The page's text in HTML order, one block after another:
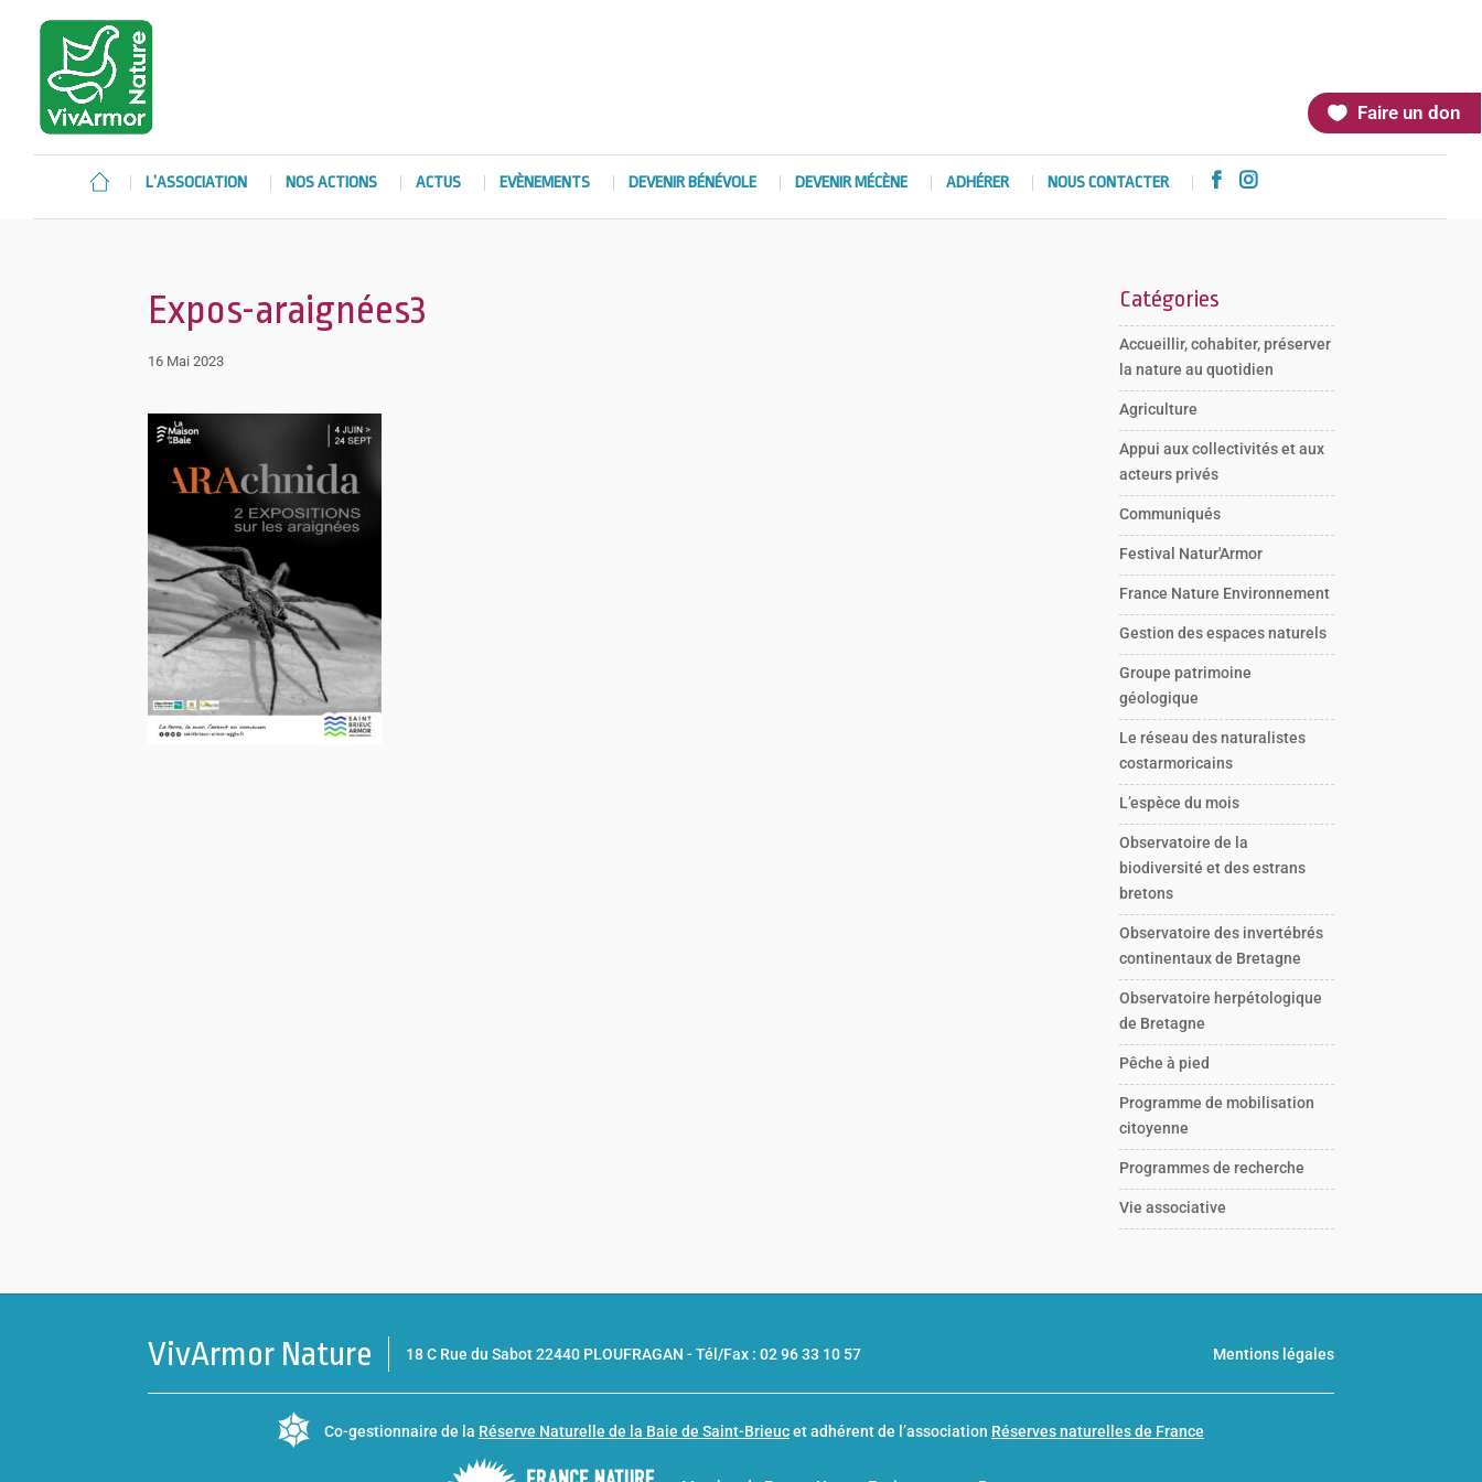
Faire un don
L’ASSOCIATION NOS ACTIONS ACTUS EVÈNEMENTS DEVENIR BÉNÉVOLE DEVENIR MÉCÈNE ADHÉRER NOUS CONTACTER  
Expos-araignées3
16 Mai 2023
Catégories
Accueillir, cohabiter, préserver
la nature au quotidien
Agriculture
Appui aux collectivités et aux
acteurs privés
Communiqués
Festival Natur'Armor
France Nature Environnement
Gestion des espaces naturels
Groupe patrimoine
géologique
Le réseau des naturalistes
costarmoricains
L’espèce du mois
Observatoire de la
biodiversité et des estrans
bretons
Observatoire des invertébrés
continentaux de Bretagne
Observatoire herpétologique
de Bretagne
Pêche à pied
Programme de mobilisation
citoyenne
Programmes de recherche
Vie associative
VivArmor Nature 18 C Rue du Sabot 22440 PLOUFRAGAN -Tél/Fax : 02 96 33 10 57 Mentions légales
Co-gestionnaire de la Réserve Naturelle de la Baie de Saint-Brieucet adhérent de l’association Réserves naturelles de France